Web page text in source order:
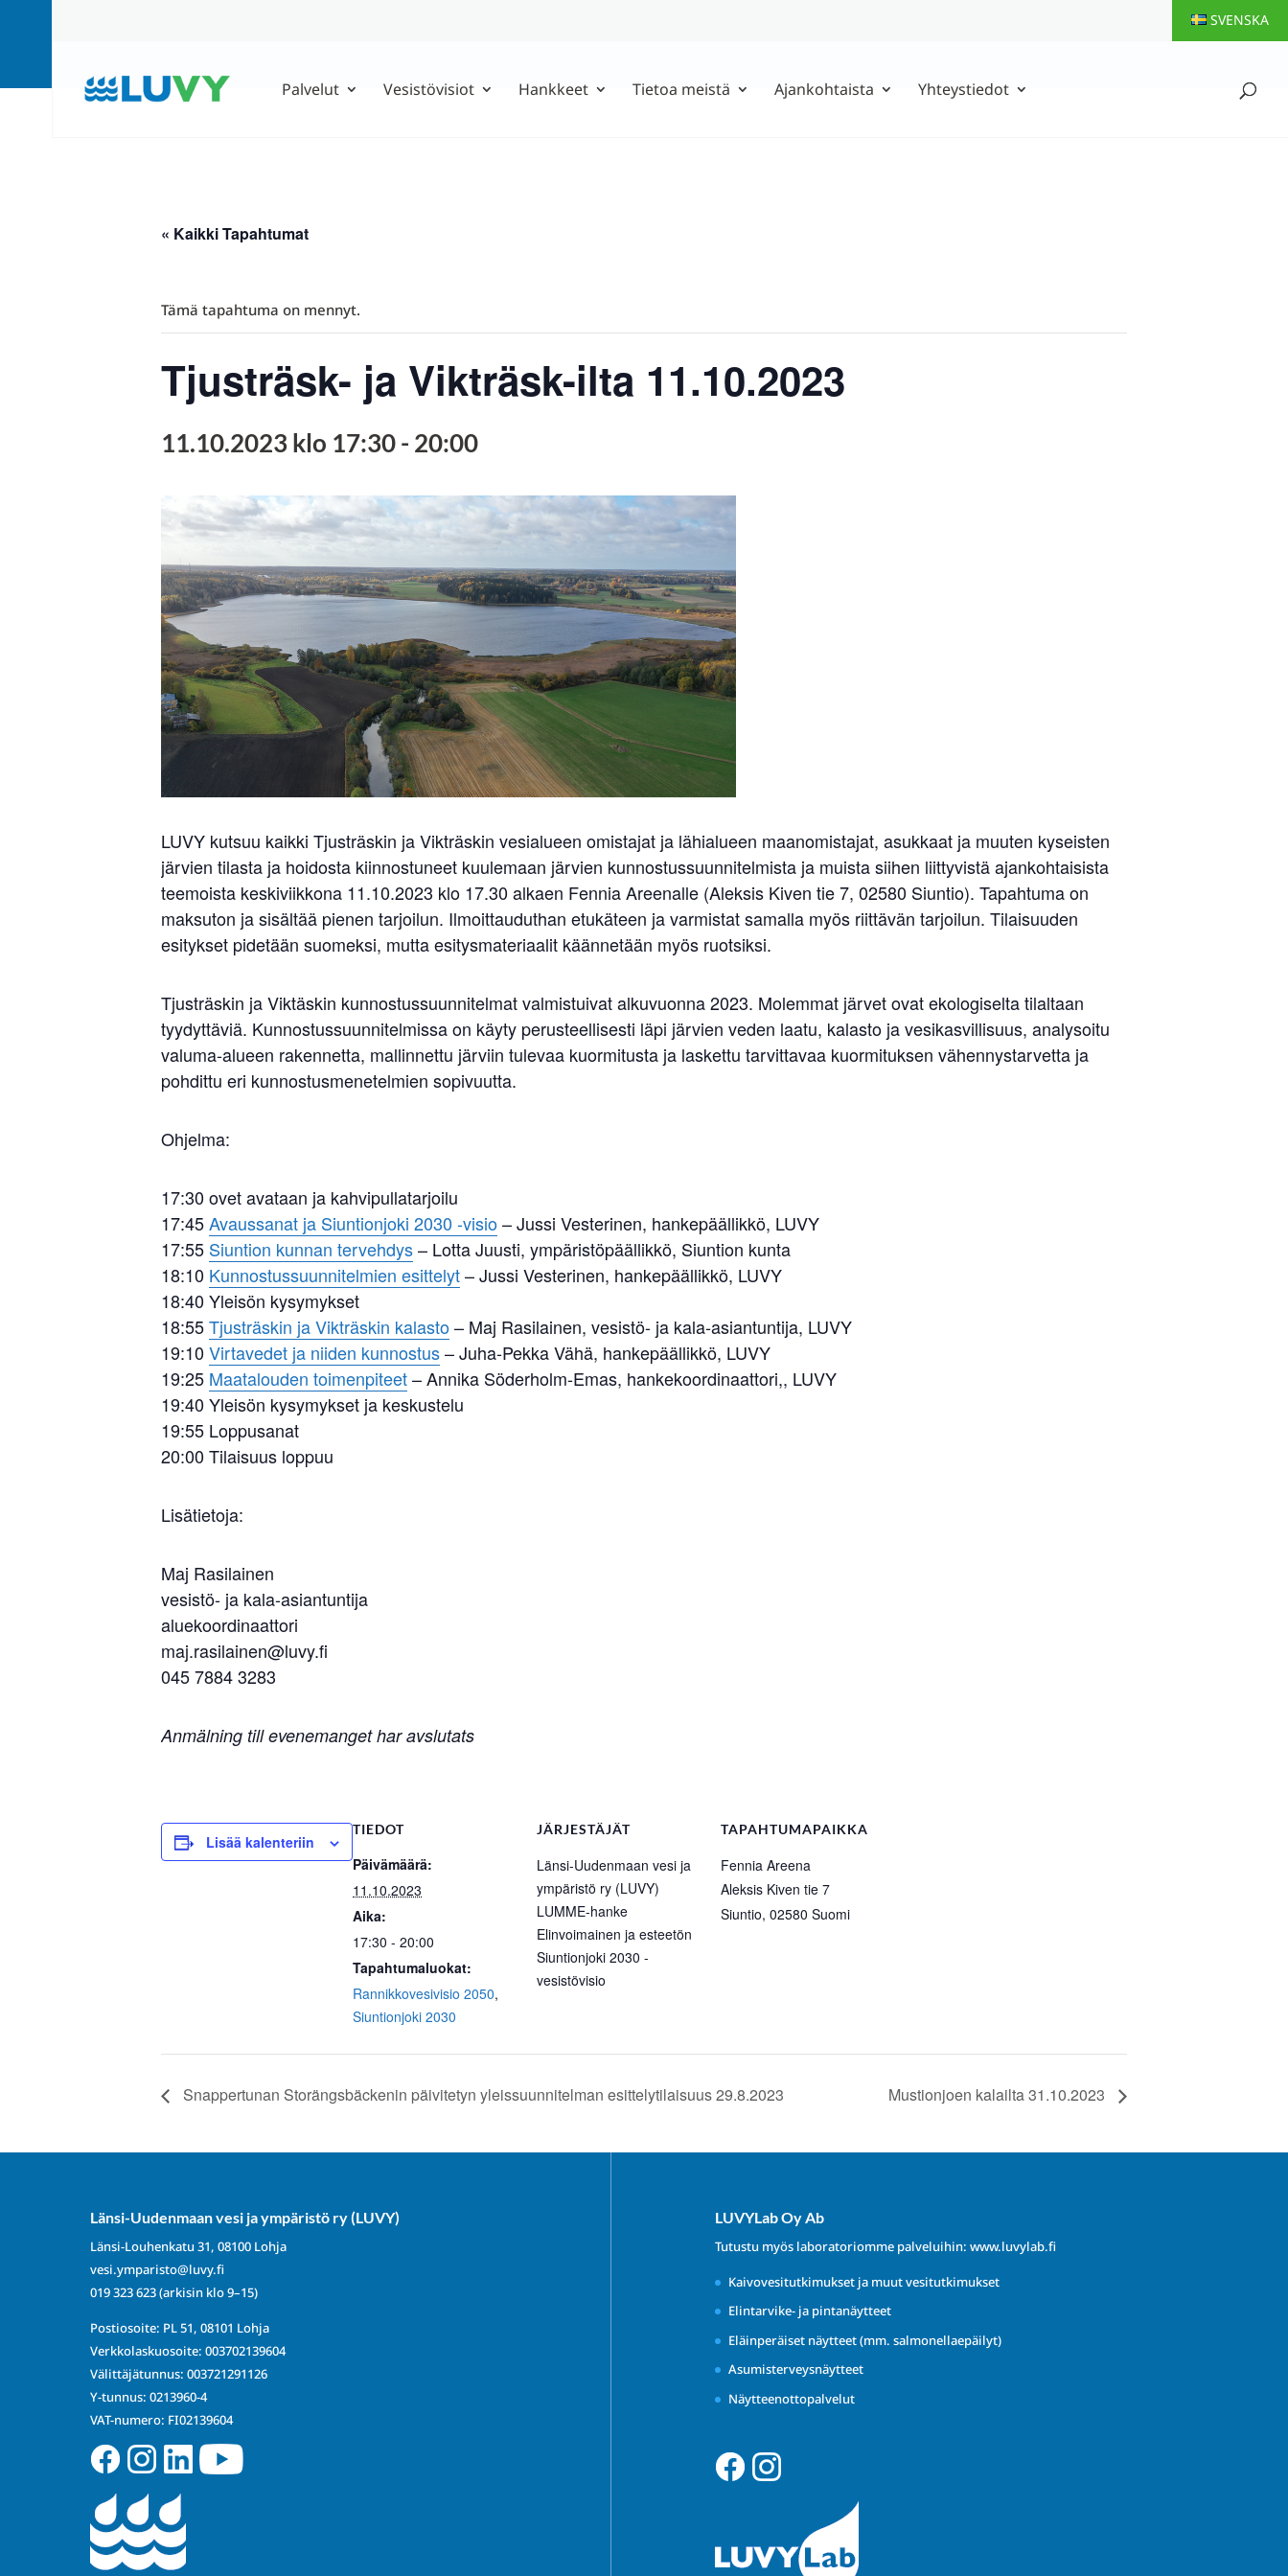
SVENSKA
Palvelut Vesistövisiot Hankkeet Tietoa meistä Ajankohtaista Yhteystiedot
« Kaikki Tapahtumat
Tämä tapahtuma on mennyt.
Tjusträsk- ja Vikträsk-ilta 11.10.2023
11.10.2023 klo 17:30- 20:00
LUVY kutsuu kaikki Tjusträskin ja Vikträskin vesialueen omistajat ja lähialueen maanomistajat, asukkaat ja muuten kyseisten
järvien tilasta ja hoidosta kiinnostuneet kuulemaan järvien kunnostussuunnitelmista ja muista siihen liittyvistä ajankohtaisista
teemoista keskiviikkona 11.10.2023 klo 17.30 alkaen Fennia Areenalle (Aleksis Kiven tie 7, 02580 Siuntio). Tapahtuma on
maksuton ja sisältää pienen tarjoilun. Ilmoittauduthan etukäteen ja varmistat samalla myös riittävän tarjoilun. Tilaisuuden
esitykset pidetään suomeksi, mutta esitysmateriaalit käännetään myös ruotsiksi.
Tjusträskin ja Viktäskin kunnostussuunnitelmat valmistuivat alkuvuonna 2023. Molemmat järvet ovat ekologiselta tilaltaan
tyydyttäviä. Kunnostussuunnitelmissa on käyty perusteellisesti läpi järvien veden laatu, kalasto ja vesikasvillisuus, analysoitu
valuma-alueen rakennetta, mallinnettu järviin tulevaa kuormitusta ja laskettu tarvittavaa kuormituksen vähennystarvetta ja
pohdittu eri kunnostusmenetelmien sopivuutta.
Ohjelma:
17:30 ovet avataan ja kahvipullatarjoilu
17:45Avaussanat ja Siuntionjoki 2030 -visio– Jussi Vesterinen, hankepäällikkö, LUVY
17:55 Siuntion kunnan tervehdys– Lotta Juusti, ympäristöpäällikkö, Siuntion kunta
18:10 Kunnostussuunnitelmien esittelyt– Jussi Vesterinen, hankepäällikkö, LUVY
18:40 Yleisön kysymykset
18:55Tjusträskin ja Vikträskin kalasto– Maj Rasilainen, vesistö- ja kala-asiantuntija, LUVY
19:10 Virtavedet ja niiden kunnostus– Juha-Pekka Vähä, hankepäällikkö, LUVY
19:25 Maatalouden toimenpiteet– Annika Söderholm-Emas, hankekoordinaattori,, LUVY
19:40 Yleisön kysymykset ja keskustelu
19:55 Loppusanat
20:00 Tilaisuus loppuu
Lisätietoja:
Maj Rasilainen
vesistö- ja kala-asiantuntija
aluekoordinaattori
maj.rasilainen@luvy.fi
045 7884 3283
Anmälning till evenemanget har avslutats
Lisää kalenteriin
TIEDOT
Päivämäärä:
11.10.2023
Aika:
17:30 - 20:00
Tapahtumaluokat:
Rannikkovesivisio 2050,
Siuntionjoki 2030
JÄRJESTÄJÄT
Länsi-Uudenmaan vesi ja
ympäristö ry (LUVY)
LUMME-hanke
Elinvoimainen ja esteetön
Siuntionjoki 2030 -
vesistövisio
TAPAHTUMAPAIKKA
Fennia Areena
Aleksis Kiven tie 7
Siuntio, 02580 Suomi
Snappertunan Storängsbäckenin päivitetyn yleissuunnitelman esittelytilaisuus 29.8.2023 Mustionjoen kalailta 31.10.2023
Länsi-Uudenmaan vesi ja ympäristö ry (LUVY)
Länsi-Louhenkatu 31, 08100 Lohja
vesi.ymparisto@luvy.fi
019 323 623(arkisin klo 9–15)
Postiosoite: PL 51, 08101 Lohja
Verkkolaskuosoite: 003702139604
Välittäjätunnus: 003721291126
Y-tunnus: 0213960-4
VAT-numero: FI02139604
LUVYLab Oy Ab
Tutustu myös laboratoriomme palveluihin: www.luvylab.fi
Kaivovesitutkimukset ja muut vesitutkimukset
Elintarvike- ja pintanäytteet
Eläinperäiset näytteet (mm. salmonellaepäilyt)
Asumisterveysnäytteet
Näytteenottopalvelut